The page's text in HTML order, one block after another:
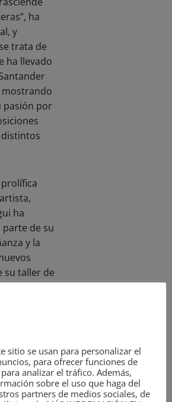
ha
y
trata de
ha llevado
pasión por
ha
de su
y la
su taller de
espacio
referente
la
en
sitio se usan para personalizar el
para ofrecer funciones de
analizar el tráfico. Además,
sobre el uso que haga del
partners de medios sociales, de